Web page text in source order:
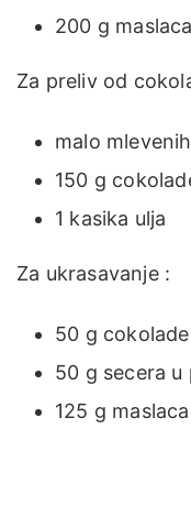
200 g maslaca
Za preliv od
malo
150 g
1 kasika ulja
Za ukrasavanje :
50 g
50 g secera u
125 g maslaca